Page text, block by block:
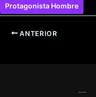
Protagonista Hombre
ANTERIOR